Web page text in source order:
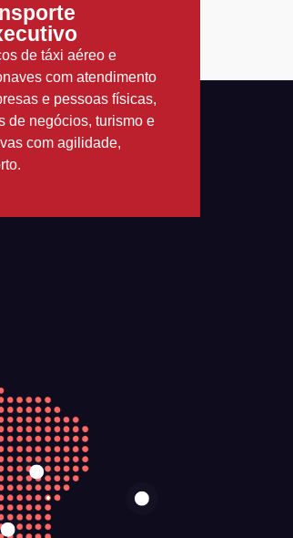
de táxi aéreo e
com atendimento
e pessoas físicas,
de negócios, turismo e
com agilidade,
s/n